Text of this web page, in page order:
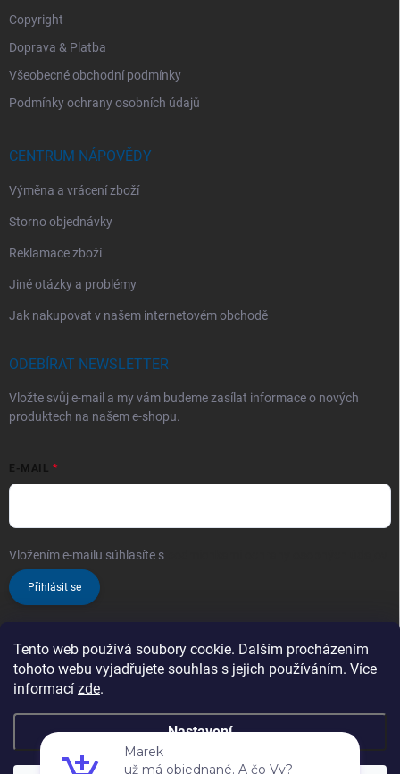
Tento web používá soubory cookie. Dalším procházením
tohoto webu vyjadřujete souhlas s jejich používáním. Více
informací zde.
Nastavení
Copyright
Doprava & Platba
Všeobecné obchodní podmínky
Podmínky ochrany osobních údajů
CENTRUM NÁPOVĚDY
Výměna a vrácení zboží
Storno objednávky
Reklamace zboží
Jiné otázky a problémy
Jak nakupovat v našem internetovém obchodě
ODEBÍRAT NEWSLETTER
Vložte svůj e-mail a my vám budeme zasílat informace o nových
produktech na našem e-shopu.
E-MAIL
Vložením e-mailu súhlasíte s
Přihlásit se
Copyright 2026 ProChem.sk - Oficiální prodejce značky TENZI . Všechna